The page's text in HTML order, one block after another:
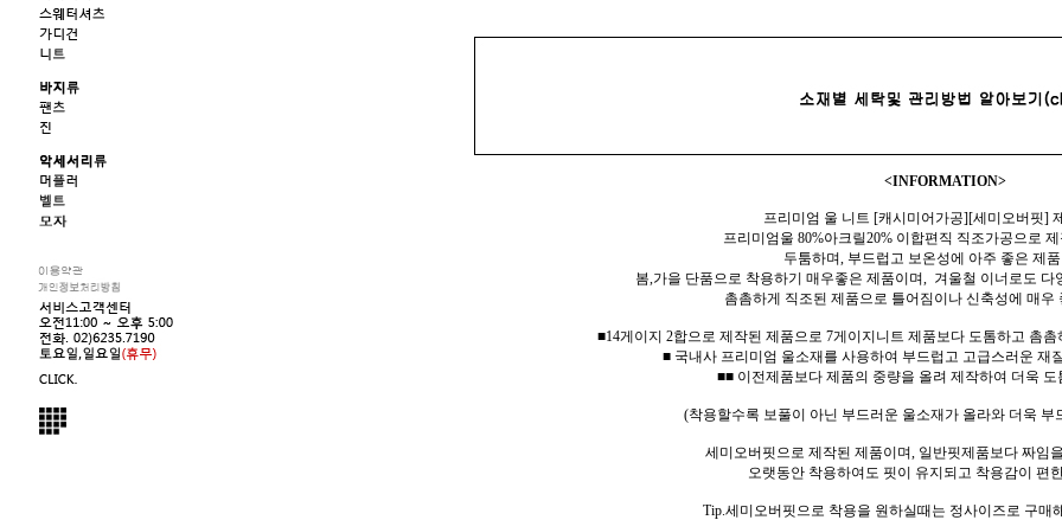
<INFORMATION>
프리미엄 울 니트 [캐시미어가공][세미오버핏]
프리미엄울 80%아크릴20% 이합편직 직조가공으로
두툼하며, 부드럽고 보온성에 아주 좋은 제
봄,가을 단품으로 착용하기 매우좋은 제품이며, 겨울철 이너로도 다
촘촘하게 직조된 제품으로 틀어짐이나 신축성에 매우
■14게이지 2합으로 제작된 제품으로 7게이지니트 제품보다 도톰하고 촘
■ 국내사 프리미엄 울소재를 사용하여 부드럽고 고급스러운 재
■■ 이전제품보다 제품의 중량을 올려 제작하여 더욱
(착용할수록 보풀이 아닌 부드러운 울소재가 올라와 더욱 부
세미오버핏으로 제작된 제품이며, 일반핏제품보다 짜임
오랫동안 착용하여도 핏이 유지되고 착용감이 편
Tip.세미오버핏으로 착용을 원하실때는 정사이즈로 구매